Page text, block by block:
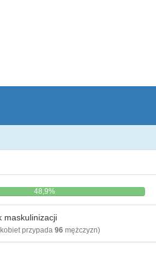
48,9%
maskulinizacji
przypada 96mężczyzn)